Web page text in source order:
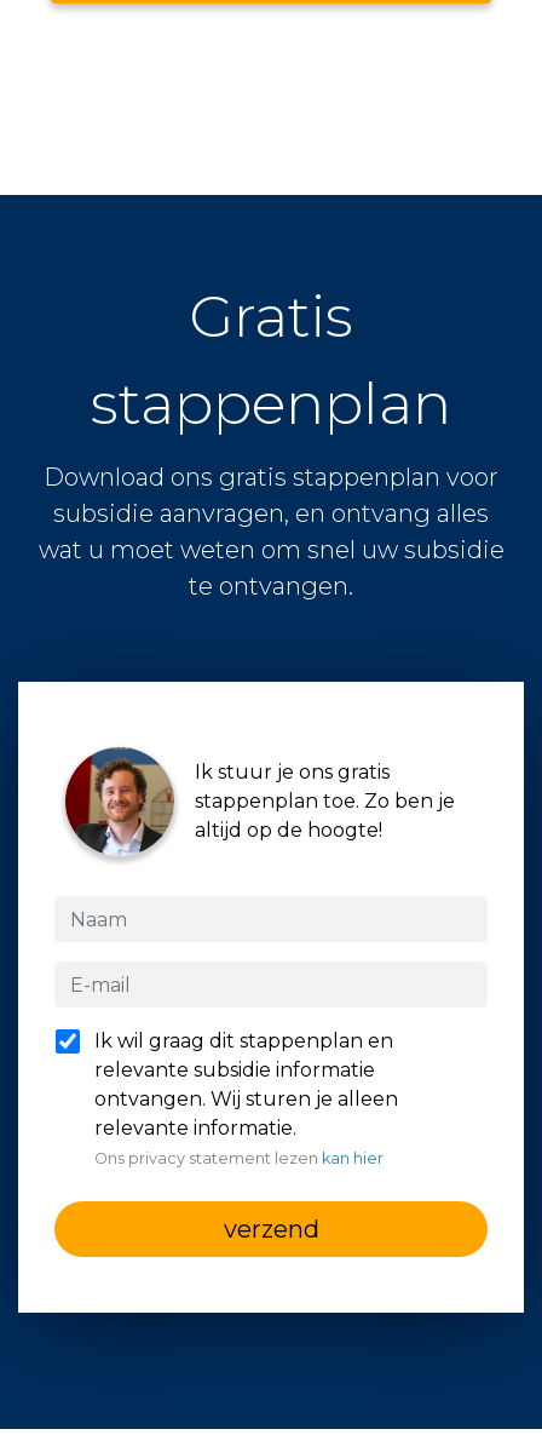
Gratis
stappenplan
Download ons gratis stappenplan voor
subsidie aanvragen, en ontvang alles
wat u moet weten om snel uw subsidie
te ontvangen.
Ik stuur je ons gratis
stappenplan toe. Zo ben je
altijd op de hoogte!
Ik wil graag dit stappenplan en
relevante subsidie informatie
ontvangen. Wij sturen je alleen
relevante informatie.
Ons privacy statement lezen kan hier
verzend